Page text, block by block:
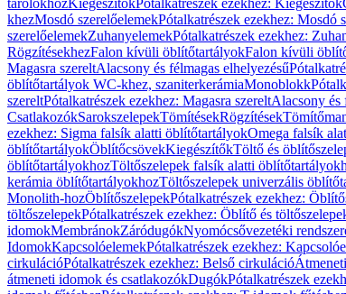
tárolókhozKiegészítőkPótalkatrészek ezekhez: Kiegészítők
khezMosdó szerelőelemekPótalkatrészek ezekhez: Mosdó
szerelőelemekZuhanyelemekPótalkatrészek ezekhez:
RögzítésekhezFalon kívüli öblítőtartályokFalon kívüli
Magasra szereltAlacsony és félmagas elhelyezésű
öblítőtartályok WC-khez, szaniterkerámiaMonoblokk
szereltPótalkatrészek ezekhez: Magasra szereltAlacsony és
CsatlakozókSarokszelepekTömítésekRögzítések
ezekhez: Sigma falsík alatti öblítőtartályokOmega falsík
öblítőtartályokÖblítőcsövekKiegészítőkTöltő és
öblítőtartályokhozTöltőszelepek falsík alatti
kerámia öblítőtartályokhozTöltőszelepek univerzális
Monolith-hozÖblítőszelepekPótalkatrészek ezekhez:
töltőszelepekPótalkatrészek ezekhez: Öblítő és
idomokMembránokZáródugókNyomócsővezetéki
IdomokKapcsolóelemekPótalkatrészek ezekhez:
cirkulációPótalkatrészek ezekhez: Belső cirkuláció
átmeneti idomok és csatlakozókDugókPótalkatrészek